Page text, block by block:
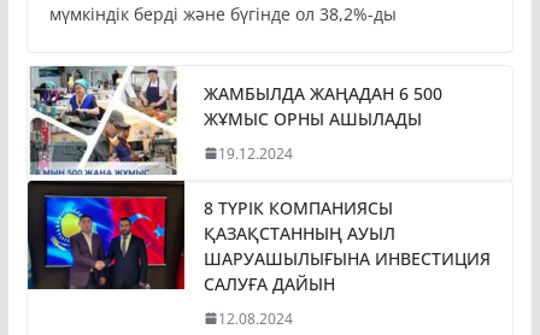
мүмкіндік берді және бүгінде ол 38,2%-ды
ЖАМБЫЛДА ЖАҢАДАН 6 500
ЖҰМЫС ОРНЫ АШЫЛАДЫ
19.12.2024
8 ТҮРІК КОМПАНИЯСЫ
ҚАЗАҚСТАННЫҢ АУЫЛ
ШАРУАШЫЛЫҒЫНА ИНВЕСТИЦИЯ
САЛУҒА ДАЙЫН
12.08.2024